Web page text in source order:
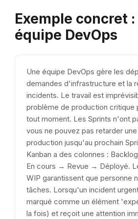
Exemple concret
équipe DevOps
Une équipe DevOps gère les
demandes d'infrastructure et la
incidents. Le travail est
problème de production critique
tout moment. Les Sprints n'ont
vous ne pouvez pas retarder
production jusqu'au prochain
Kanban a des colonnes :
En cours → Revue → Déployé.
WIP garantissent que personne
tâches. Lorsqu'un incident
marqué comme un élément
la fois) et reçoit une attention